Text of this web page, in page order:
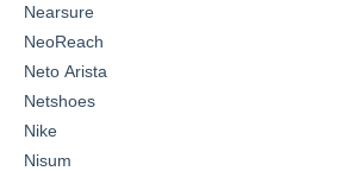
Nearsure
NeoReach
Neto Arista
Netshoes
Nike
Nisum